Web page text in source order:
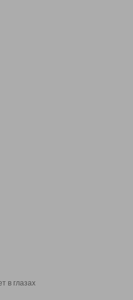
в глазах